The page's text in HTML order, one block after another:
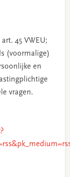
45 VWEU;
(voormalige)
en
vragen.